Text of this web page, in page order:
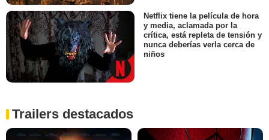
Netflix tiene la película de hora
y media, aclamada por la
crítica, está repleta de tensión y
nunca deberías verla cerca de
niños
Trailers destacados